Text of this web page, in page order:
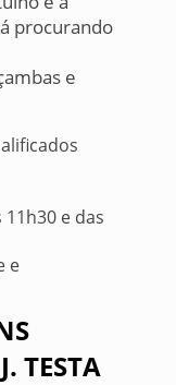
procurando
e
e das
e
TESTA